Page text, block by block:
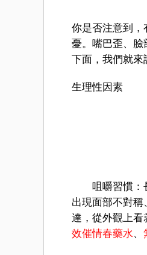
你是否注意到，
憂。嘴巴歪、臉
下面，我們就來
生理性因素
咀嚼習慣：長
出現面部不對
達，從外觀上看
效催情春藥水、